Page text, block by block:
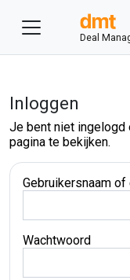
Deal
Inloggen
Je bent niet ingelogd
pagina te bekijken.
Gebruikersnaam
Wachtwoord